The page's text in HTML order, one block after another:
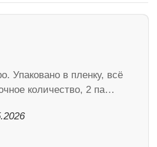
Упаковано в пленку, всё
количество, 2 па…